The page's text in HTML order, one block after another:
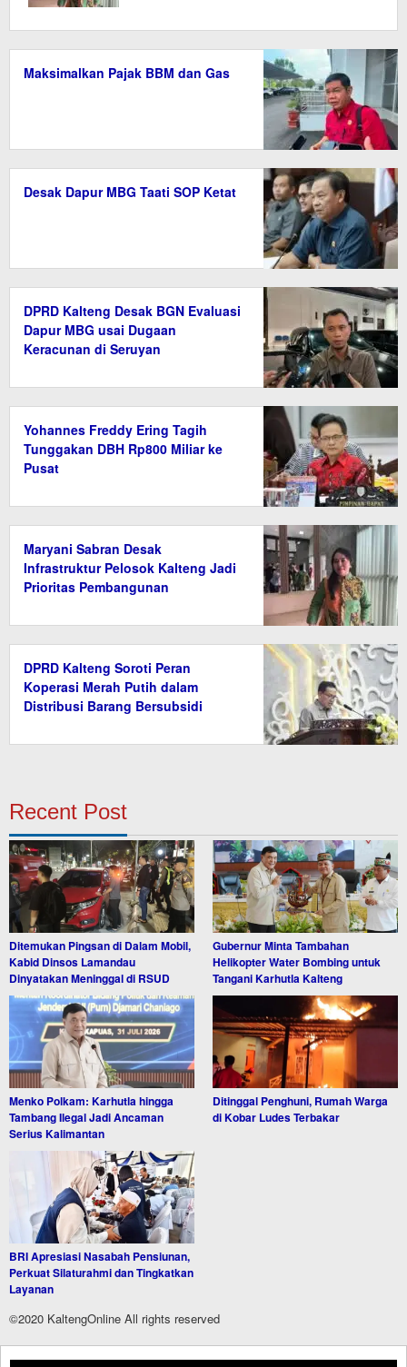
Maksimalkan Pajak BBM dan Gas
Desak Dapur MBG Taati SOP Ketat
DPRD Kalteng Desak BGN Evaluasi
Dapur MBG usai Dugaan
Keracunan di Seruyan
Yohannes Freddy Ering Tagih
Tunggakan DBH Rp800 Miliar ke
Pusat
Maryani Sabran Desak
Infrastruktur Pelosok Kalteng Jadi
Prioritas Pembangunan
DPRD Kalteng Soroti Peran
Koperasi Merah Putih dalam
Distribusi Barang Bersubsidi
Recent Post
Ditemukan Pingsan di Dalam Mobil,
Kabid Dinsos Lamandau
Dinyatakan Meninggal di RSUD
Gubernur Minta Tambahan
Helikopter Water Bombing untuk
Tangani Karhutla Kalteng
Menko Polkam: Karhutla hingga
Tambang Ilegal Jadi Ancaman
Serius Kalimantan
Ditinggal Penghuni, Rumah Warga
di Kobar Ludes Terbakar
BRI Apresiasi Nasabah Pensiunan,
Perkuat Silaturahmi dan Tingkatkan
Layanan
©2020 KaltengOnline All rights reserved